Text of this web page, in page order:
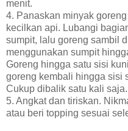
menit.
4. Panaskan minyak
kecilkan api. Lubangi
sumpit, lalu goreng sambil
menggunakan sumpit
Goreng hingga satu sisi
goreng kembali hingga sisi
Cukup dibalik satu kali saja.
5. Angkat dan tiriskan.
atau beri topping sesuai